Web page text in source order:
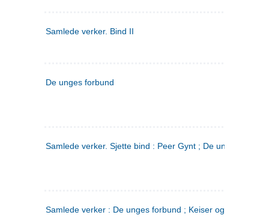
Samlede verker. Bind II
De unges forbund
Samlede verker. Sjette bind : Peer Gynt ; De unges
Samlede verker : De unges forbund ; Keiser og Galilæer. 3